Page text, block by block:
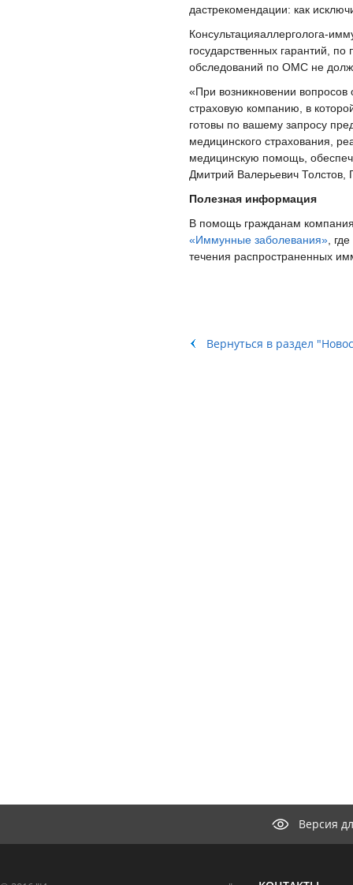
дастрекомендации: как
Консультацияаллерголога-
государственных гарантий,
обследований по ОМС не
«При возникновении
страховую компанию, в
готовы по вашему запросу
медицинского страхования,
медицинскую помощь,
Дмитрий Валерьевич
Полезная информация
В помощь гражданам
«Иммунные заболевания» ,
течения распространенных
Вернуться в раздел
Версия